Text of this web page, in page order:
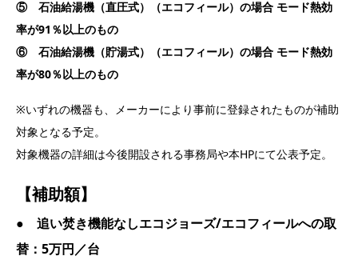
⑤ 石油給湯機（直圧式）（エコフィール）の場合 モード熱効
率が91％以上のもの
⑥ 石油給湯機（貯湯式）（エコフィール）の場合 モード熱効
率が80％以上のもの
※いずれの機器も、メーカーにより事前に登録されたものが補助
対象となる予定。
対象機器の詳細は今後開設される事務局や本HPにて公表予定。
【補助額】
● 追い焚き機能なしエコジョーズ/エコフィールへの取
替：5万円／台